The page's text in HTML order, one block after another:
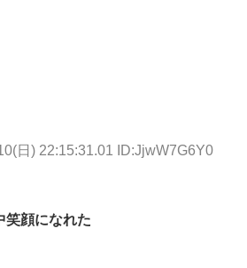
日) 22:15:31.01 ID:JjwW7G6Y0
笑顔になれた